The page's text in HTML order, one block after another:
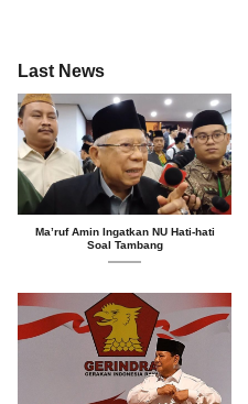
Last News
Ma’ruf Amin Ingatkan NU Hati-hati
Soal Tambang